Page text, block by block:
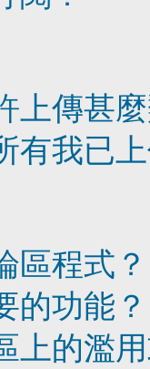
上傳甚
有我已
區程式？
的功能？
上的濫